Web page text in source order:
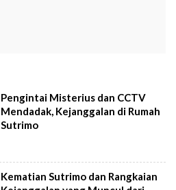
Pengintai Misterius dan CCTV
Mendadak, Kejanggalan di Rumah
Sutrimo
Kematian Sutrimo dan Rangkaian